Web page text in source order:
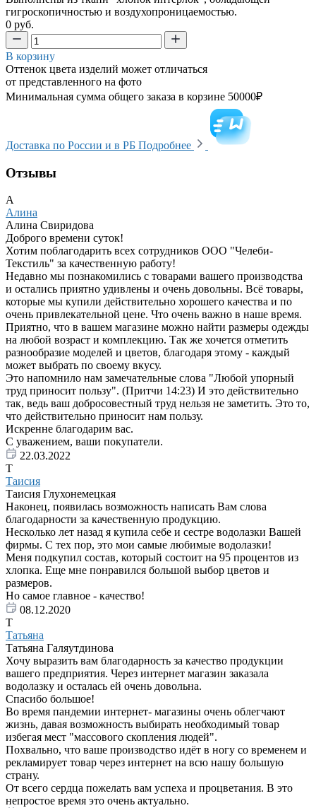
гигроскопичностью и воздухопроницаемостью.
0 руб.
В корзину
Оттенок цвета изделий может отличаться
от представленного на фото
Минимальная сумма общего заказа в корзине 50000₽
Доставка по России и в РБ Подробнее
Отзывы
А
Алина
Алина Свиридова
Доброго времени суток!
Хотим поблагодарить всех сотрудников ООО "Челеби-
Текстиль" за качественную работу!
Недавно мы познакомились с товарами вашего производства
и остались приятно удивлены и очень довольны. Всё товары,
которые мы купили действительно хорошего качества и по
очень привлекательной цене. Что очень важно в наше время.
Приятно, что в вашем магазине можно найти размеры одежды
на любой возраст и комплекцию. Так же хочется отметить
разнообразие моделей и цветов, благодаря этому - каждый
может выбрать по своему вкусу.
Это напомнило нам замечательные слова "Любой упорный
труд приносит пользу". (Притчи 14:23) И это действительно
так, ведь ваш добросовестный труд нельзя не заметить. Это то,
что действительно приносит нам пользу.
Искренне благодарим вас.
С уважением, ваши покупатели.
22.03.2022
Т
Таисия
Таисия Глухонемецкая
Наконец, появилась возможность написать Вам слова
благодарности за качественную продукцию.
Несколько лет назад я купила себе и сестре водолазки Вашей
фирмы. С тех пор, это мои самые любимые водолазки!
Меня подкупил состав, который состоит на 95 процентов из
хлопка. Еще мне понравился большой выбор цветов и
размеров.
Но самое главное - качество!
08.12.2020
Т
Татьяна
Татьяна Галяутдинова
Хочу выразить вам благодарность за качество продукции
вашего предприятия. Через интернет магазин заказала
водолазку и осталась ей очень довольна.
Спасибо большое!
Во время пандемии интернет- магазины очень облегчают
жизнь, давая возможность выбирать необходимый товар
избегая мест "массового скопления людей".
Похвально, что ваше производство идёт в ногу со временем и
рекламирует товар через интернет на всю нашу большую
страну.
От всего сердца пожелать вам успеха и процветания. В это
непростое время это очень актуально.